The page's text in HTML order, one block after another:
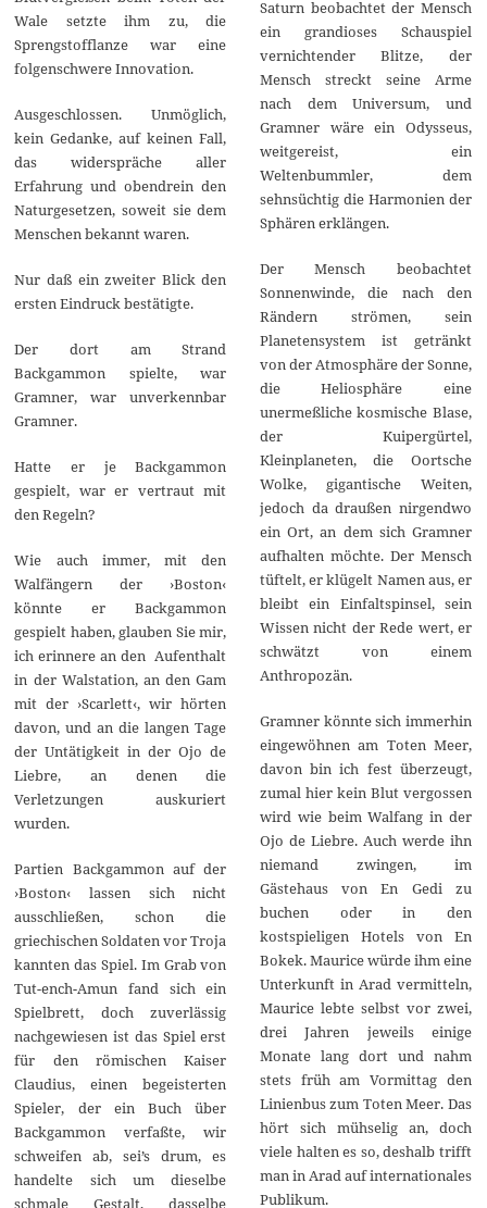
Wale setzte ihm zu, die
Sprengstofflanze war eine
folgenschwere Innovation.
Ausgeschlossen. Unmöglich,
kein Gedanke, auf keinen Fall,
das widerspräche aller
Erfahrung und obendrein den
Naturgesetzen, soweit sie dem
Menschen bekannt waren.
Nur daß ein zweiter Blick den
ersten Eindruck bestätigte.
Der dort am Strand
Backgammon spielte, war
Gramner, war unverkennbar
Gramner.
Hatte er je Backgammon
gespielt, war er vertraut mit
den Regeln?
Wie auch immer, mit den
Walfängern der ›Boston‹
könnte er Backgammon
gespielt haben, glauben Sie mir,
ich erinnere an den Aufenthalt
in der Walstation, an den Gam
mit der ›Scarlett‹, wir hörten
davon, und an die langen Tage
der Untätigkeit in der Ojo de
Liebre, an denen die
Verletzungen auskuriert
wurden.
Partien Backgammon auf der
›Boston‹ lassen sich nicht
ausschließen, schon die
griechischen Soldaten vor Troja
kannten das Spiel. Im Grab von
Tut-ench-Amun fand sich ein
Spielbrett, doch zuverlässig
nachgewiesen ist das Spiel erst
für den römischen Kaiser
Claudius, einen begeisterten
Spieler, der ein Buch über
Backgammon verfaßte, wir
schweifen ab, sei’s drum, es
handelte sich um dieselbe
schmale Gestalt, dasselbe
Saturn beobachtet der Mensch
ein grandioses Schauspiel
vernichtender Blitze, der
Mensch streckt seine Arme
nach dem Universum, und
Gramner wäre ein Odysseus,
weitgereist, ein
Weltenbummler, dem
sehnsüchtig die Harmonien der
Sphären erklängen.
Der Mensch beobachtet
Sonnenwinde, die nach den
Rändern strömen, sein
Planetensystem ist getränkt
von der Atmosphäre der Sonne,
die Heliosphäre eine
unermeßliche kosmische Blase,
der Kuipergürtel,
Kleinplaneten, die Oortsche
Wolke, gigantische Weiten,
jedoch da draußen nirgendwo
ein Ort, an dem sich Gramner
aufhalten möchte. Der Mensch
tüftelt, er klügelt Namen aus, er
bleibt ein Einfaltspinsel, sein
Wissen nicht der Rede wert, er
schwätzt von einem
Anthropozän.
Gramner könnte sich immerhin
eingewöhnen am Toten Meer,
davon bin ich fest überzeugt,
zumal hier kein Blut vergossen
wird wie beim Walfang in der
Ojo de Liebre. Auch werde ihn
niemand zwingen, im
Gästehaus von En Gedi zu
buchen oder in den
kostspieligen Hotels von En
Bokek. Maurice würde ihm eine
Unterkunft in Arad vermitteln,
Maurice lebte selbst vor zwei,
drei Jahren jeweils einige
Monate lang dort und nahm
stets früh am Vormittag den
Linienbus zum Toten Meer. Das
hört sich mühselig an, doch
viele halten es so, deshalb trifft
man in Arad auf internationales
Publikum.